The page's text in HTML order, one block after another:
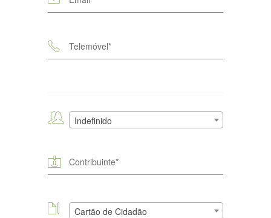
Indefinido
Cartão de Cidadão